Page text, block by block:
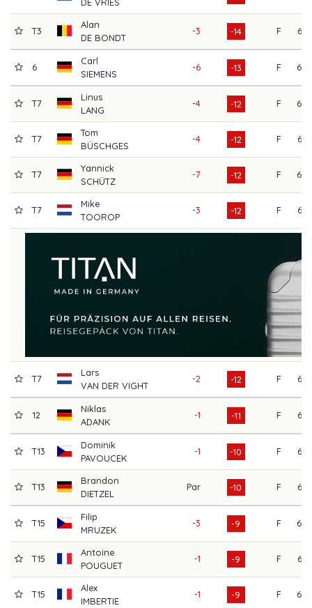
T3
Alan
DE BONDT
-3 -14 F 65
6
Carl
SIEMENS
-6 -13 F 69
T7
Linus
LANG
-4 -12 F 69
T7
Tom
BÜSCHGES
-4 -12 F 67
T7
Yannick
SCHÜTZ
-7 -12 F 68
T7
Mike
TOOROP
-3 -12 F 65
T7
Lars
VAN DER VIGHT
-2 -12 F 63
12
Niklas
ADANK
-1 -11 F 63
T13
Dominik
PAVOUCEK
-1 -10 F 65
T13
Brandon
DIETZEL
Par -10 F 66
T15
Filip
MRUZEK
-3 -9 F 68
T15
Antoine
POUGUET
-1 -9 F 65
T15
Alex
IMBERTIE
-1 -9 F 69